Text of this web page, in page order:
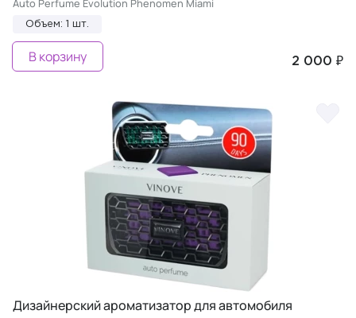
Auto Perfume Evolution Phenomen Miami
Объем: 1 шт.
2 000 ₽
В корзину
Дизайнерский ароматизатор для автомобиля